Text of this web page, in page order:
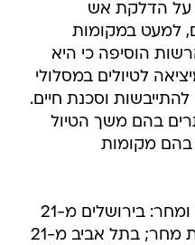
על הדלקת אש
למעט במקומות
הוסיפה כי היא
לטיולים במסלולי
וסכנת חיים.
בהם משך הטיול
בהם מקומות
מידות החום הצפויות הלילה ומחר: בירושלים מ-21
מעלות הלילה ועד 36 מעלות מחר; בתל אביב מ-21